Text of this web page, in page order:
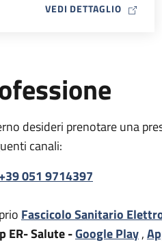
VEDI DETTAGLIOMAP ICON
desideri prenotare una
canali:
+39 051 9714397
Fascicolo Sanitario
ER- Salute -Google Play,